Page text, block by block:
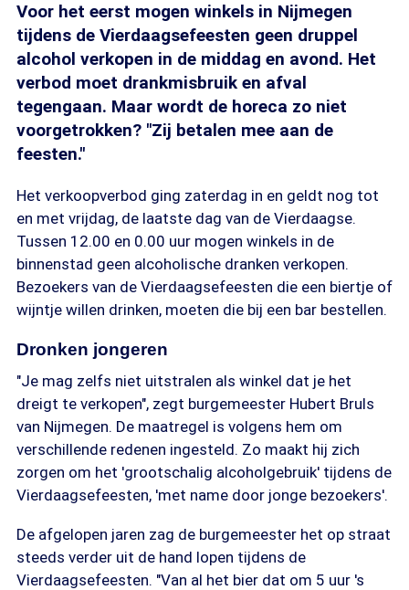
Voor het eerst mogen winkels in Nijmegen
tijdens de Vierdaagsefeesten geen druppel
alcohol verkopen in de middag en avond. Het
verbod moet drankmisbruik en afval
tegengaan. Maar wordt de horeca zo niet
voorgetrokken? "Zij betalen mee aan de
feesten."
Het verkoopverbod ging zaterdag in en geldt nog tot
en met vrijdag, de laatste dag van de Vierdaagse.
Tussen 12.00 en 0.00 uur mogen winkels in de
binnenstad geen alcoholische dranken verkopen.
Bezoekers van de Vierdaagsefeesten die een biertje of
wijntje willen drinken, moeten die bij een bar bestellen.
Dronken jongeren
"Je mag zelfs niet uitstralen als winkel dat je het
dreigt te verkopen", zegt burgemeester Hubert Bruls
van Nijmegen. De maatregel is volgens hem om
verschillende redenen ingesteld. Zo maakt hij zich
zorgen om het 'grootschalig alcoholgebruik' tijdens de
Vierdaagsefeesten, 'met name door jonge bezoekers'.
De afgelopen jaren zag de burgemeester het op straat
steeds verder uit de hand lopen tijdens de
Vierdaagsefeesten. "Van al het bier dat om 5 uur 's